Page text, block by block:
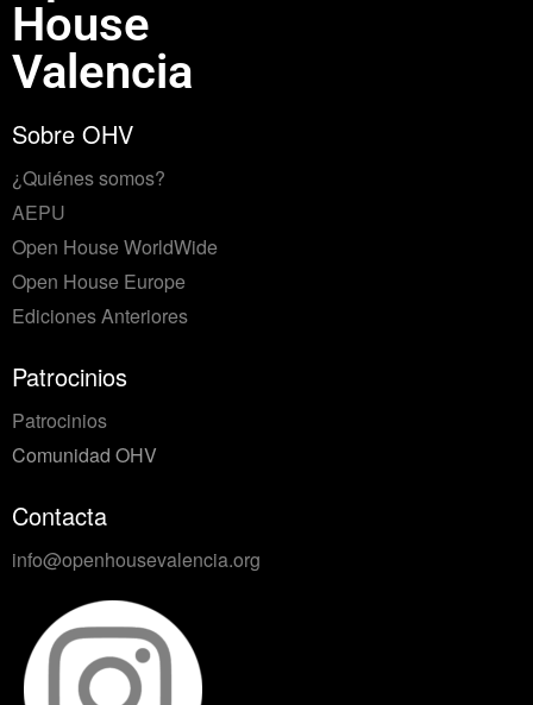
House
Valencia
Sobre OHV
¿Quiénes somos?
AEPU
Open House WorldWide
Open House Europe
Ediciones Anteriores
Patrocinios
Patrocinios
Comunidad OHV
Contacta
info@openhousevalencia.org